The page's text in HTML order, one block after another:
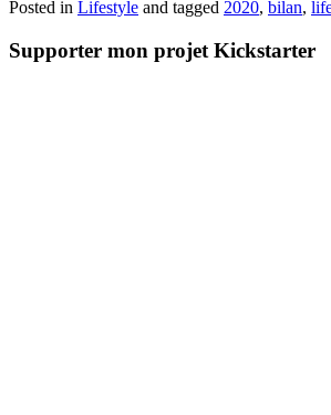
Posted in Lifestyle and tagged 2020, bilan,
Supporter mon projet Kickstarter